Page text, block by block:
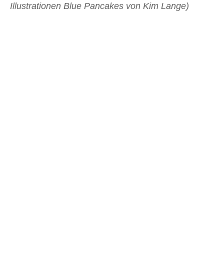
Illustrationen Blue Pancakes von Kim Lange)